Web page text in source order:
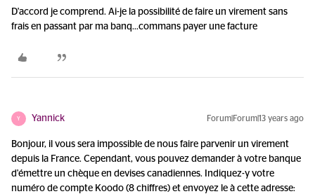
D'accord je comprend. Ai-je la possibilité de faire un virement sans
frais en passant par ma banq...commans payer une facture
Y Yannick Forum|Forum|13 years ago
Bonjour, il vous sera impossible de nous faire parvenir un virement
depuis la France. Cependant, vous pouvez demander à votre banque
d'émettre un chèque en devises canadiennes. Indiquez-y votre
numéro de compte Koodo (8 chiffres) et envoyez le à cette adresse: